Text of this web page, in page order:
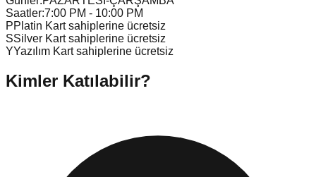
Saatler:7:00 PM - 10:00 PM
PPlatin Kart sahiplerine ücretsiz
SSilver Kart sahiplerine ücretsiz
YYazılım Kart sahiplerine ücretsiz
Kimler Katılabilir?